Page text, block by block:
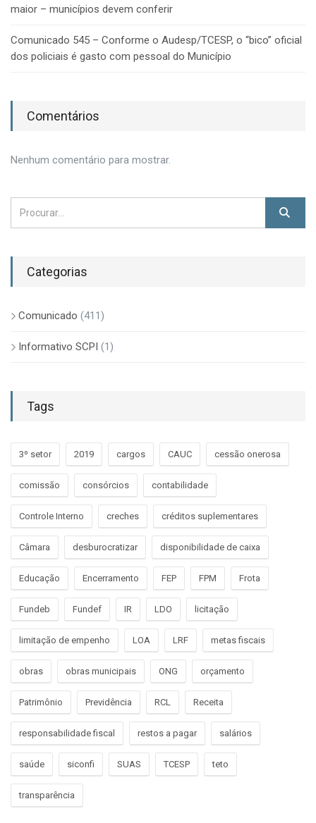
maior – municípios devem conferir
Comunicado 545 – Conforme o Audesp/TCESP, o “bico” oficial
dos policiais é gasto com pessoal do Município
Comentários
Nenhum comentário para mostrar.
Categorias
Comunicado (411)
Informativo SCPI (1)
Tags
3º setor 2019 cargos CAUC cessão onerosa
comissão consórcios contabilidade
Controle Interno creches créditos suplementares
Câmara desburocratizar disponibilidade de caixa
Educação Encerramento FEP FPM Frota
Fundeb Fundef IR LDO licitação
limitação de empenho LOA LRF metas fiscais
obras obras municipais ONG orçamento
Patrimônio Previdência RCL Receita
responsabilidade fiscal restos a pagar salários
saúde siconfi SUAS TCESP teto
transparência